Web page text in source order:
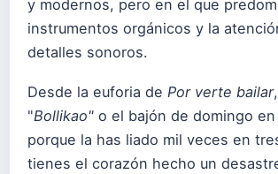
y modernos, pero en el que
instrumentos orgánicos y la
detalles sonoros.
Desde la euforia de Por verte bailar
"Bollikao" o el bajón de domingo
porque la has liado mil veces en
tienes el corazón hecho un